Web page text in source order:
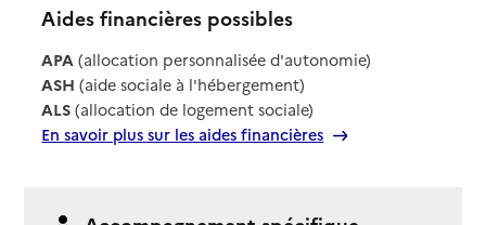
Aides financières possibles
APA (allocation personnalisée d'autonomie)
ASH (aide sociale à l'hébergement)
ALS (allocation de logement sociale)
En savoir plus sur les aides financières